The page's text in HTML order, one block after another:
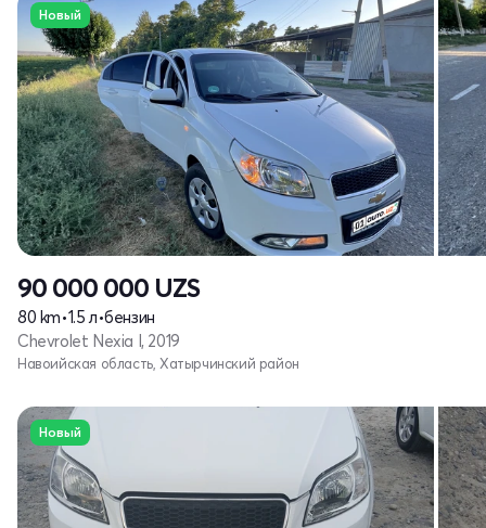
Новый
90 000 000 UZS
80 km•1.5 л•бензин
Chevrolet Nexia I, 2019
Навоийская область, Хатырчинский район
Новый